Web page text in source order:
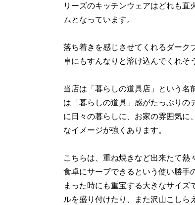
リーズのキッチンウェアはどれも
ムとなっています。
落ち着きを感じさせてくれるダーク
卓にもすんなりと溶け込んでくれそ
当店は「暮らしの道具店」という名
は「暮らしの道具」感がたっぷりの
に日々の暮らしに、お家の雰囲気に
なイメージが強くあります。
こちらは、重ね焼きなど出来たて熱
食卓にサーブできるという使い勝手
まった時にも重宝する大きなサイ
ルを盛り付けたり、また沢山こしら